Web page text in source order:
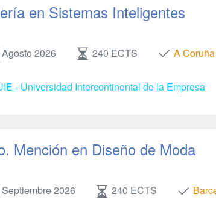
en Sistemas Inteligentes
Agosto 2026 240 ECTS A Coruña
- Universidad Intercontinental de la Empresa
Mención en Diseño de Moda
Septiembre 2026 240 ECTS